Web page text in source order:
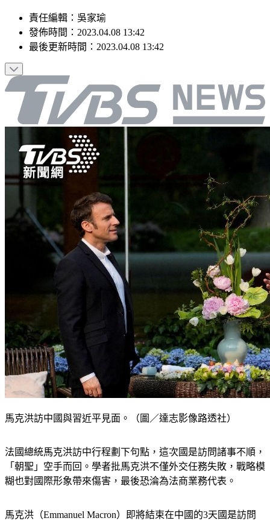
責任編輯 ： 吳家瑜
發佈時間： 2023.04.08 13:42
最後更新時間： 2023.04.08 13:42
馬克洪訪中國與習近平見面。（圖／達志影像路透社）
法國總統馬克洪訪中行程劃下句點，這次國是訪問諸事不順，
「朝聖」空手而回。學者批馬克洪不僅外交任務失敗，戰略模
糊也對國際形象帶來傷害，最後恐淪為法商業務代表。
馬克洪（Emmanuel Macron）即將結束在中國的3天國是訪問